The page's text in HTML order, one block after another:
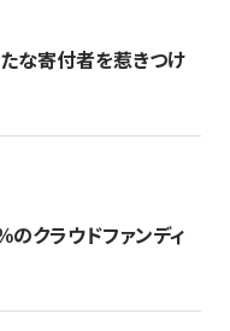
な寄付者を惹きつけ
クラウドファンディ